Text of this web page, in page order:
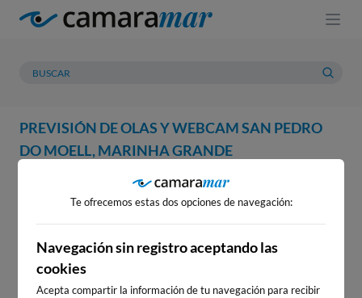
PREVISIÓN DE OLAS Y WEBCAM SAN PEDRO
DO MOELL, MARINHA GRANDE
PREVISIÓN METEOROLOGÍA
WEBCAM SAN PEDRO DO
MOELL, MARINHA GRANDE
Te ofrecemos estas dos opciones de navegación:
Navegación sin registro aceptando las
cookies
Acepta compartir la información de tu navegación para recibir